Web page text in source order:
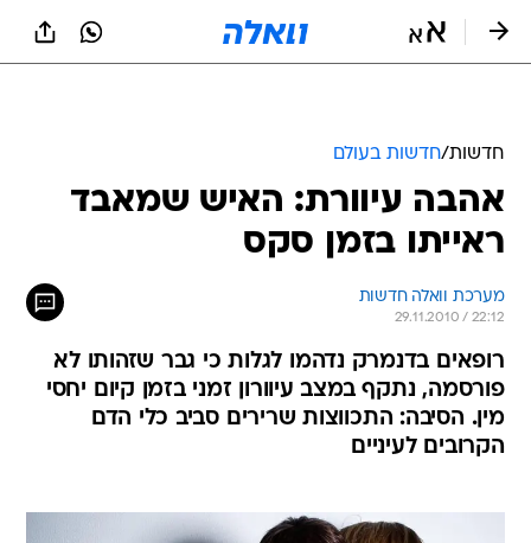
חדשות/חדשות בעולם
אהבה עיוורת: האיש שמאבד
ראייתו בזמן סקס
מערכת וואלה חדשות
29.11.2010 / 22:12
רופאים בדנמרק נדהמו לגלות כי גבר שזהותו לא
פורסמה, נתקף במצב עיוורון זמני בזמן קיום יחסי
מין. הסיבה: התכווצות שרירים סביב כלי הדם
הקרובים לעיניים